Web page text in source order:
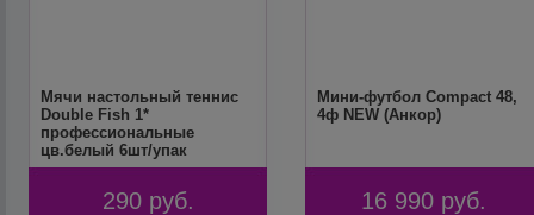
Мячи настольный теннис
Double Fish 1*
профессиональные
цв.белый 6шт/упак
290 руб.
Мини-футбол Compact 48,
4ф NEW (Анкор)
16 990 руб.